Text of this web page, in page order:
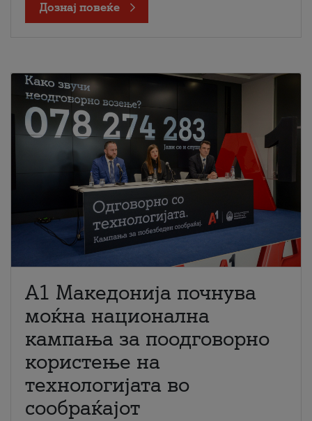
Дознај повеќе
A1 Македонија почнува
моќна национална
кампања за поодговорно
користење на
технологијата во
сообраќајот